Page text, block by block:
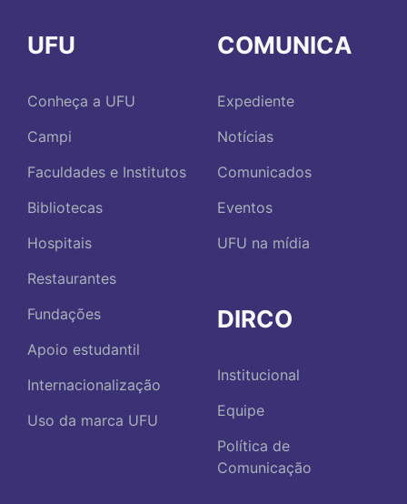
UFU
Conheça a UFU
Campi
Faculdades e Institutos
Bibliotecas
Hospitais
Restaurantes
Fundações
Apoio estudantil
Internacionalização
Uso da marca UFU
COMUNICA
Expediente
Notícias
Comunicados
Eventos
UFU na mídia
DIRCO
Institucional
Equipe
Política de
Comunicação